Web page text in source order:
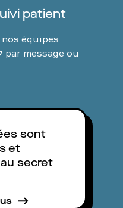
patient
équipes
message ou
sont
et
secret